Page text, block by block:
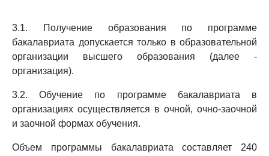
3.1. Получение образования по программе
бакалавриата допускается только в образовательной
организации высшего образования (далее -
организация).
3.2. Обучение по программе бакалавриата в
организациях осуществляется в очной, очно-заочной
и заочной формах обучения.
Объем программы бакалавриата составляет 240